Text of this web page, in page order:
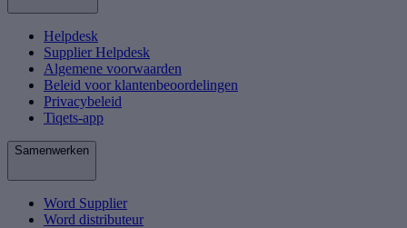
Helpdesk
Supplier Helpdesk
Algemene voorwaarden
Beleid voor klantenbeoordelingen
Privacybeleid
Tiqets-app
Samenwerken
Word Supplier
Word distributeur